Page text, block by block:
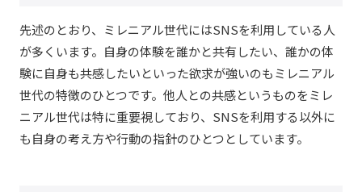
先述のとおり、ミレニアル世代にはSNSを利用している人
が多くいます。自身の体験を誰かと共有したい、誰かの体
験に自身も共感したいといった欲求が強いのもミレニアル
世代の特徴のひとつです。他人との共感というものをミレ
ニアル世代は特に重要視しており、SNSを利用する以外に
も自身の考え方や行動の指針のひとつとしています。